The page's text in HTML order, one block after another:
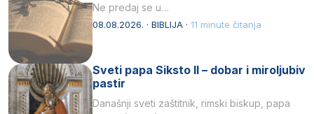
Ne predaj se u…
08.08.2026. · BIBLIJA · 11 minute čitanja
Sveti papa Siksto II – dobar i miroljubiv
pastir
Današnji sveti zaštitnik, rimski biskup, papa